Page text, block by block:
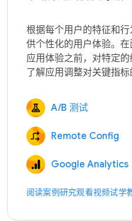
根据每个用户的特征和
供个性化的用户体验。
应用体验之前，对特定
A/B 测试
Remote Config
Google Analytics
阅读案例研究观看视频试学